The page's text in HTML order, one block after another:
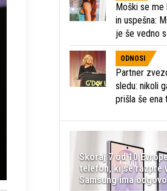
Moški se
in uspešna:
je še vedno
ODNOSI
Partner
sledu: nikoli
prišla še ena
Skoraj 7 od 10
telefon, ki se razpre
Samsung ima